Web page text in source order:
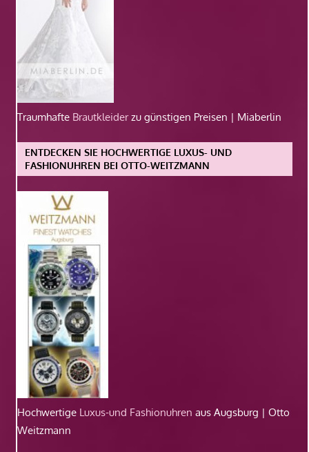
Traumhafte Brautkleiderzu günstigen Preisen | Miaberlin
ENTDECKEN SIE HOCHWERTIGE LUXUS- UND
FASHIONUHREN BEI OTTO-WEITZMANN
Hochwertige Luxus-und Fashionuhren aus Augsburg | Otto
Weitzmann